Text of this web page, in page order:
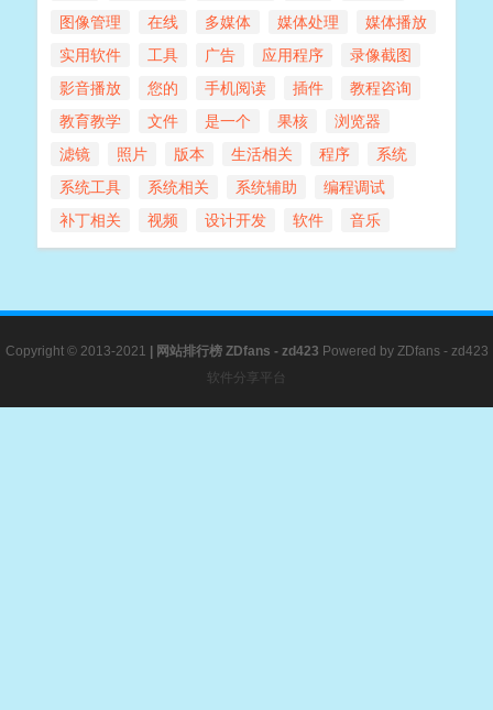
图像管理
在线 多媒体 媒体处理
媒体播放
实用软件
工具 广告 应用程序
录像截图
影音播放
您的 手机阅读 插件
教程咨询
教育教学
文件 是一个 果核
浏览器
滤镜
照片 版本 生活相关 程序
系统
系统工具
系统相关 系统辅助
编程调试
补丁相关
视频 设计开发 软件 音乐
Copyright © 2013-2021 网站排行榜ZDfans - zd423 Powered by ZDfans - zd423
软件分享平台